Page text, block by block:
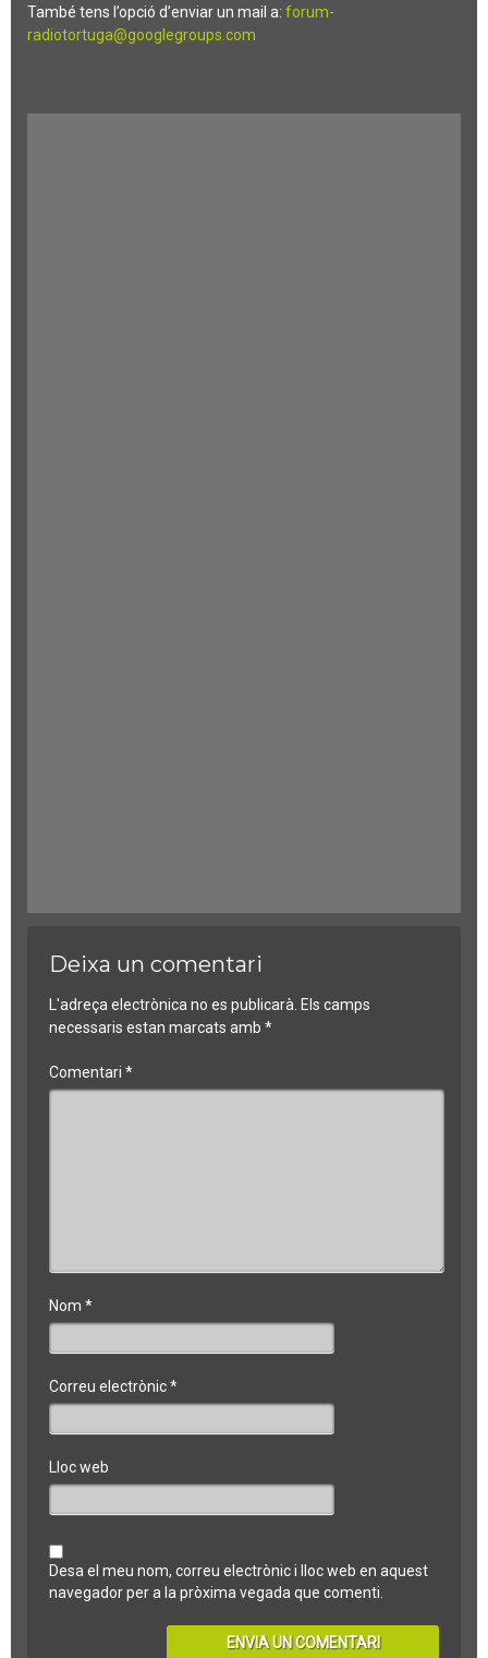
També tens l’opció d’enviar un mail a: forum-
radiotortuga@googlegroups.com
Deixa un comentari
L'adreça electrònica no es publicarà. Els camps
necessaris estan marcats amb *
Comentari *
Nom *
Correu electrònic*
Lloc web
Desa el meu nom, correu electrònic i lloc web en aquest
navegador per a la pròxima vegada que comenti.